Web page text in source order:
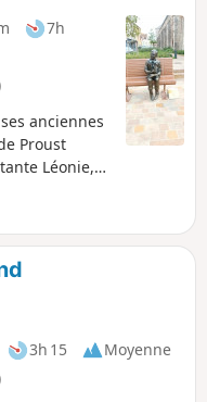
7h
anciennes
Proust
Léonie,
La partie
le Parc
un détour
Montécot,
et
3h 15
Moyenne